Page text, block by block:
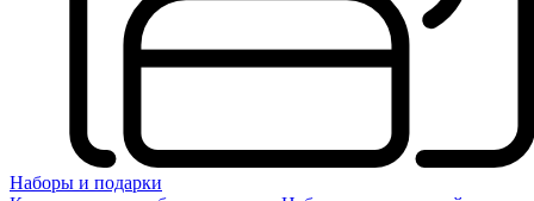
Наборы и подарки